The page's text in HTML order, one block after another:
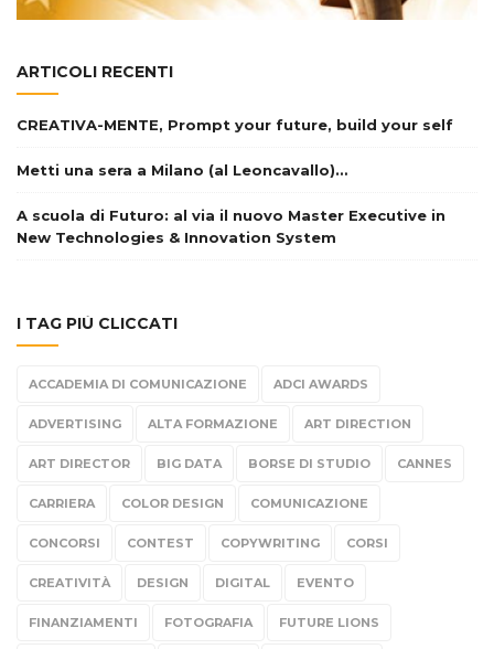
ARTICOLI RECENTI
CREATIVA-MENTE, Prompt your future, build your self
Metti una sera a Milano (al Leoncavallo)…
A scuola di Futuro: al via il nuovo Master Executive in
New Technologies & Innovation System
I TAG PIÙ CLICCATI
ACCADEMIA DI COMUNICAZIONE ADCI AWARDS
ADVERTISING ALTA FORMAZIONE ART DIRECTION
ART DIRECTOR BIG DATA BORSE DI STUDIO CANNES
CARRIERA COLOR DESIGN COMUNICAZIONE
CONCORSI CONTEST COPYWRITING CORSI
CREATIVITÀ DESIGN DIGITAL EVENTO
FINANZIAMENTI FOTOGRAFIA FUTURE LIONS